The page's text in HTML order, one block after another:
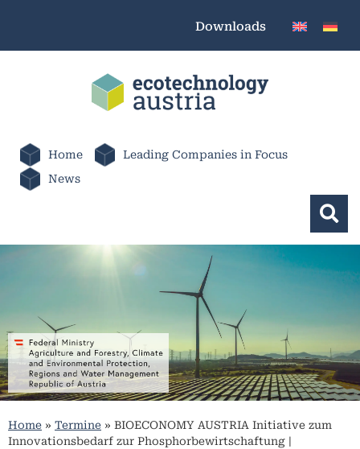
Downloads
Home
Leading Companies in Focus
News
Home » Termine » BIOECONOMY AUSTRIA Initiative zum
Innovationsbedarf zur Phosphorbewirtschaftung |